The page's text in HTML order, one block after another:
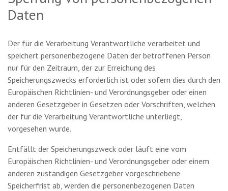
Daten
Der für die Verarbeitung Verantwortliche verarbeitet und
speichert personenbezogene Daten der betroffenen Person
nur für den Zeitraum, der zur Erreichung des
Speicherungszwecks erforderlich ist oder sofern dies durch den
Europäischen Richtlinien- und Verordnungsgeber oder einen
anderen Gesetzgeber in Gesetzen oder Vorschriften, welchen
der für die Verarbeitung Verantwortliche unterliegt,
vorgesehen wurde.
Entfällt der Speicherungszweck oder läuft eine vom
Europäischen Richtlinien- und Verordnungsgeber oder einem
anderen zuständigen Gesetzgeber vorgeschriebene
Speicherfrist ab, werden die personenbezogenen Daten